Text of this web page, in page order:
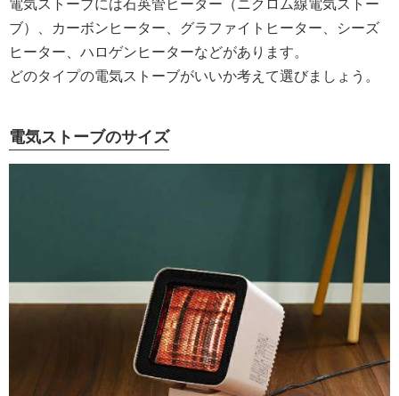
ブ）、カーボンヒーター、グラファイトヒーター、シーズ
ヒーター、ハロゲンヒーターなどがあります。
どのタイプの電気ストーブがいいか考えて選びましょう。
電気ストーブのサイズ